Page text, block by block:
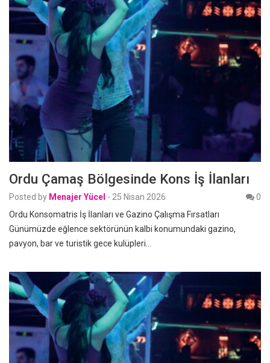
Ordu Çamaş Bölgesinde Kons İş İlanları
Posted by Menajer Yücel - 25 Nisan 2026
0
Ordu Konsomatris İş İlanları ve Gazino Çalışma Fırsatları
Günümüzde eğlence sektörünün kalbi konumundaki gazino,
pavyon, bar ve turistik gece kulüpleri…